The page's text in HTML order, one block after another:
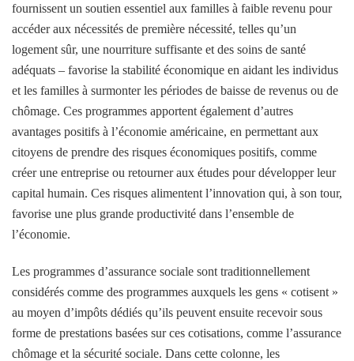
fournissent un soutien essentiel aux familles à faible revenu pour
accéder aux nécessités de première nécessité, telles qu’un
logement sûr, une nourriture suffisante et des soins de santé
adéquats – favorise la stabilité économique en aidant les individus
et les familles à surmonter les périodes de baisse de revenus ou de
chômage. Ces programmes apportent également d’autres
avantages positifs à l’économie américaine, en permettant aux
citoyens de prendre des risques économiques positifs, comme
créer une entreprise ou retourner aux études pour développer leur
capital humain. Ces risques alimentent l’innovation qui, à son tour,
favorise une plus grande productivité dans l’ensemble de
l’économie.
Les programmes d’assurance sociale sont traditionnellement
considérés comme des programmes auxquels les gens « cotisent »
au moyen d’impôts dédiés qu’ils peuvent ensuite recevoir sous
forme de prestations basées sur ces cotisations, comme l’assurance
chômage et la sécurité sociale. Dans cette colonne, les